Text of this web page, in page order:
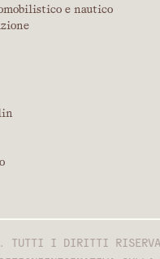
e nautico
TUTTI I DIRITTI